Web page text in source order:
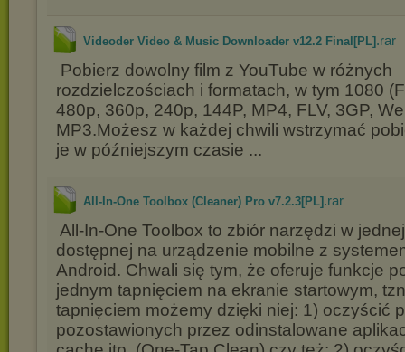
Videoder Video & Music Downloader v12.2 Final[PL] .rar
Pobierz dowolny film z YouTube w różnych
rozdzielczościach i formatach, w tym 1080
480p, 360p, 240p, 144P, MP4, FLV, 3GP,
MP3.Możesz w każdej chwili wstrzymać
je w późniejszym czasie ...
All-In-One Toolbox (Cleaner) Pro v7.2.3[PL] .rar
All-In-One Toolbox to zbiór narzędzi w
dostępnej na urządzenie mobilne z
Android. Chwali się tym, że oferuje funkcje
jednym tapnięciem na ekranie startowym,
tapnięciem możemy dzięki niej: 1) oczyścić
pozostawionych przez odinstalowane